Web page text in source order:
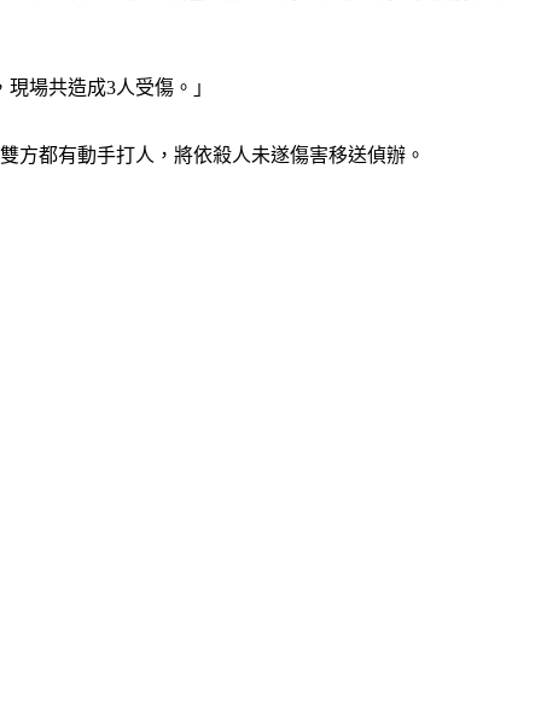
場共造成3人受傷。」
方都有動手打人，將依殺人未遂傷害移送偵辦。